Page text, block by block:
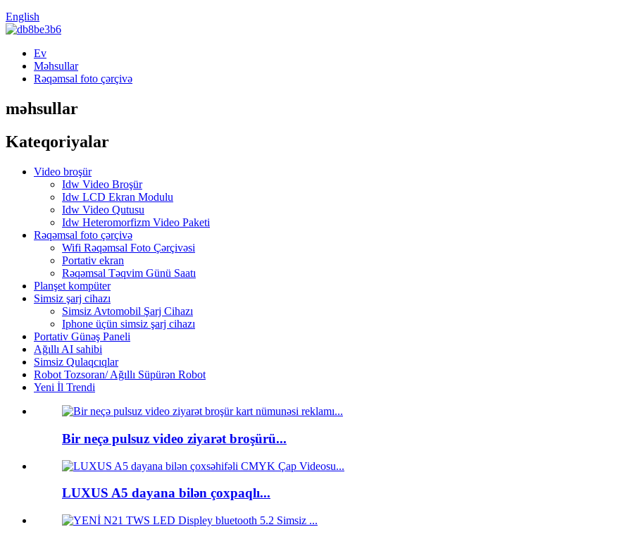
English
Ev
Məhsullar
Rəqəmsal foto çərçivə
məhsullar
Kateqoriyalar
Video broşür
Idw Video Broşür
Idw LCD Ekran Modulu
Idw Video Qutusu
Idw Heteromorfizm Video Paketi
Rəqəmsal foto çərçivə
Wifi Rəqəmsal Foto Çərçivəsi
Portativ ekran
Rəqəmsal Təqvim Günü Saatı
Planşet kompüter
Simsiz şarj cihazı
Simsiz Avtomobil Şarj Cihazı
Iphone üçün simsiz şarj cihazı
Portativ Günəş Paneli
Ağıllı AI sahibi
Simsiz Qulaqcıqlar
Robot Tozsoran/ Ağıllı Süpürən Robot
Yeni İl Trendi
Bir neçə pulsuz video ziyarət broşürü...
LUXUS A5 dayana bilən çoxpaqlı...